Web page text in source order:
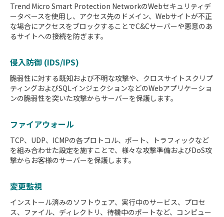
Trend Micro Smart Protection NetworkのWebセキュリティデ
ータベースを使用し、アクセス先のドメイン、Webサイトが不正
な場合にアクセスをブロックすることでC&Cサーバーや悪意のあ
るサイトへの接続を防ぎます。
侵入防御 (IDS/IPS)
脆弱性に対する既知および不明な攻撃や、クロスサイトスクリプ
ティングおよびSQLインジェクションなどのWebアプリケーショ
ンの脆弱性を突いた攻撃からサーバーを保護します。
ファイアウォール
TCP、UDP、ICMPの各プロトコル、ポート、トラフィックなど
を組み合わせた設定を施すことで、様々な攻撃準備およびDoS攻
撃からお客様のサーバーを保護します。
変更監視
インストール済みのソフトウェア、実行中のサービス、プロセ
ス、ファイル、ディレクトリ、待機中のポートなど、コンピュー